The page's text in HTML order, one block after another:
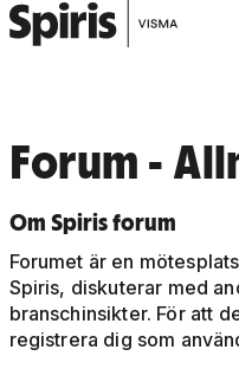
Forum -
Om Spiris forum
Forumet är en
Spiris, diskuterar med
branschinsikter. För att
registrera dig som